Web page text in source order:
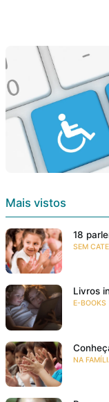
Mais vistos
18
SEM
Livros
E-BOOKS
NA